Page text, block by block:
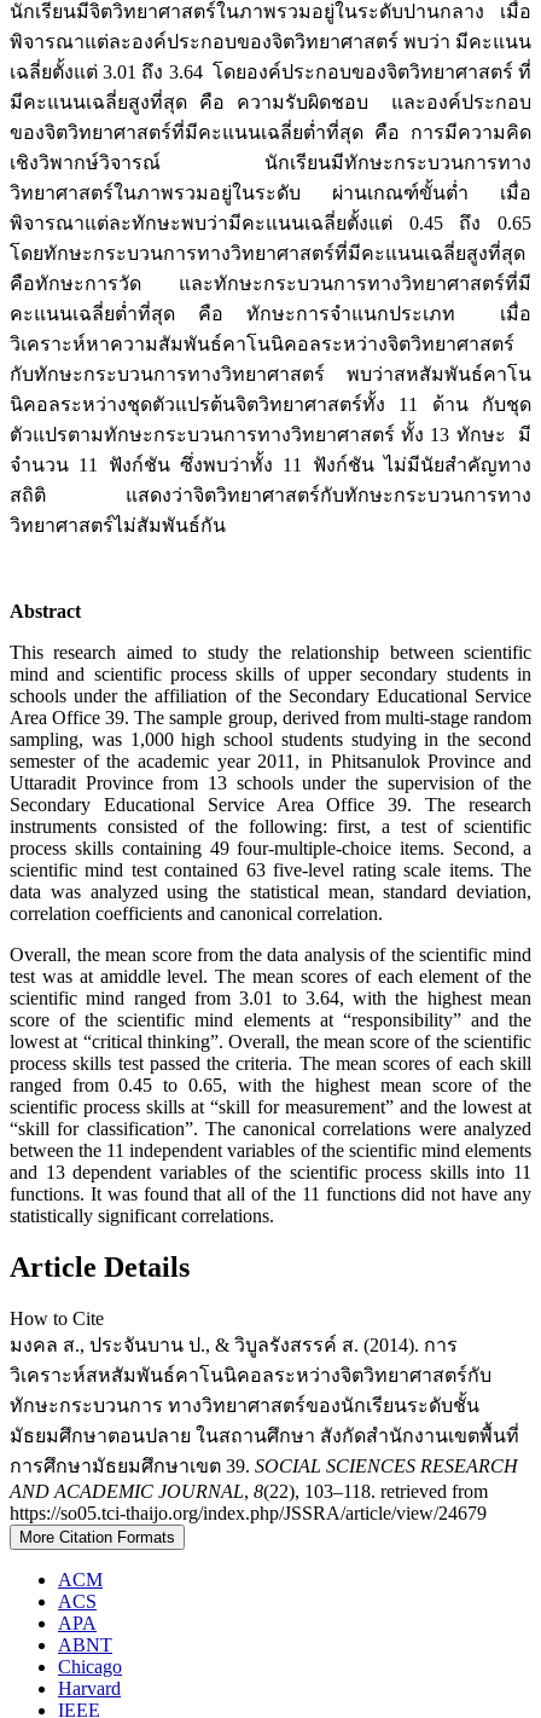
นักเรียนมีจิตวิทยาศาสตร์ในภาพรวมอยู่ในระดับปานกลาง เมื่อ
พิจารณาแต่ละองค์ประกอบของจิตวิทยาศาสตร์ พบว่า มีคะแนน
เฉลี่ยตั้งแต่ 3.01 ถึง 3.64 โดยองค์ประกอบของจิตวิทยาศาสตร์ ที่
มีคะแนนเฉลี่ยสูงที่สุด คือ ความรับผิดชอบ และองค์ประกอบ
ของจิตวิทยาศาสตร์ที่มีคะแนนเฉลี่ยต่ำที่สุด คือ การมีความคิด
เชิงวิพากษ์วิจารณ์ นักเรียนมีทักษะกระบวนการทาง
วิทยาศาสตร์ในภาพรวมอยู่ในระดับ ผ่านเกณฑ์ขั้นต่ำ เมื่อ
พิจารณาแต่ละทักษะพบว่ามีคะแนนเฉลี่ยตั้งแต่ 0.45 ถึง 0.65
โดยทักษะกระบวนการทางวิทยาศาสตร์ที่มีคะแนนเฉลี่ยสูงที่สุด
คือทักษะการวัด และทักษะกระบวนการทางวิทยาศาสตร์ที่มี
คะแนนเฉลี่ยต่ำที่สุด คือ ทักษะการจำแนกประเภท เมื่อ
วิเคราะห์หาความสัมพันธ์คาโนนิคอลระหว่างจิตวิทยาศาสตร์
กับทักษะกระบวนการทางวิทยาศาสตร์ พบว่าสหสัมพันธ์คาโน
นิคอลระหว่างชุดตัวแปรต้นจิตวิทยาศาสตร์ทั้ง 11 ด้าน กับชุด
ตัวแปรตามทักษะกระบวนการทางวิทยาศาสตร์ ทั้ง 13 ทักษะ มี
จำนวน 11 ฟังก์ชัน ซึ่งพบว่าทั้ง 11 ฟังก์ชัน ไม่มีนัยสำคัญทาง
สถิติ แสดงว่าจิตวิทยาศาสตร์กับทักษะกระบวนการทาง
วิทยาศาสตร์ไม่สัมพันธ์กัน
Abstract
This research aimed to study the relationship between scientific
mind and scientific process skills of upper secondary students in
schools under the affiliation of the Secondary Educational Service
Area Office 39. The sample group, derived from multi-stage random
sampling, was 1,000 high school students studying in the second
semester of the academic year 2011, in Phitsanulok Province and
Uttaradit Province from 13 schools under the supervision of the
Secondary Educational Service Area Office 39. The research
instruments consisted of the following: first, a test of scientific
process skills containing 49 four-multiple-choice items. Second, a
scientific mind test contained 63 five-level rating scale items. The
data was analyzed using the statistical mean, standard deviation,
correlation coefficients and canonical correlation.
Overall, the mean score from the data analysis of the scientific mind
test was at amiddle level. The mean scores of each element of the
scientific mind ranged from 3.01 to 3.64, with the highest mean
score of the scientific mind elements at “responsibility” and the
lowest at “critical thinking”. Overall, the mean score of the scientific
process skills test passed the criteria. The mean scores of each skill
ranged from 0.45 to 0.65, with the highest mean score of the
scientific process skills at “skill for measurement” and the lowest at
“skill for classification”. The canonical correlations were analyzed
between the 11 independent variables of the scientific mind elements
and 13 dependent variables of the scientific process skills into 11
functions. It was found that all of the 11 functions did not have any
statistically significant correlations.
Article Details
How to Cite
มงคล ส., ประจันบาน ป., & วิบูลรังสรรค์ ส. (2014). การ
วิเคราะห์สหสัมพันธ์คาโนนิคอลระหว่างจิตวิทยาศาสตร์กับ
ทักษะกระบวนการ ทางวิทยาศาสตร์ของนักเรียนระดับชั้น
มัธยมศึกษาตอนปลาย ในสถานศึกษา สังกัดสำนักงานเขตพื้นที่
การศึกษามัธยมศึกษาเขต 39. SOCIAL SCIENCES RESEARCH
AND ACADEMIC JOURNAL, 8(22), 103–118. retrieved from
https://so05.tci-thaijo.org/index.php/JSSRA/article/view/24679
More Citation Formats
ACM
ACS
APA
ABNT
Chicago
Harvard
IEEE